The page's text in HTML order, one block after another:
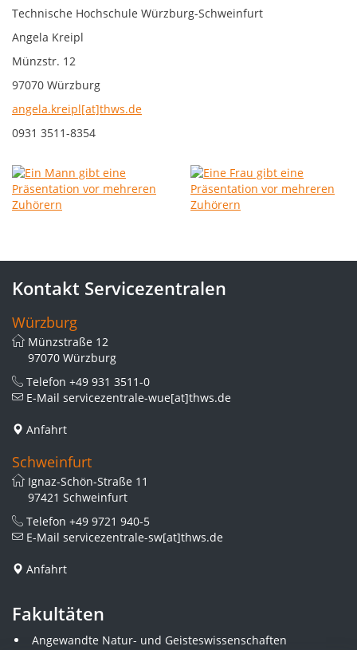
Technische Hochschule Würzburg-Schweinfurt
Angela Kreipl
Münzstr. 12
97070 Würzburg
angela.kreipl[at]thws.de
0931 3511-8354
Kontakt Servicezentralen
Würzburg
Münzstraße 12
97070 Würzburg
Telefon +49 931 3511-0
E-Mail servicezentrale-wue[at]thws.de
Anfahrt
Schweinfurt
Ignaz-Schön-Straße 11
97421 Schweinfurt
Telefon +49 9721 940-5
E-Mail servicezentrale-sw[at]thws.de
Anfahrt
Fakultäten
Angewandte Natur- und Geisteswissenschaften